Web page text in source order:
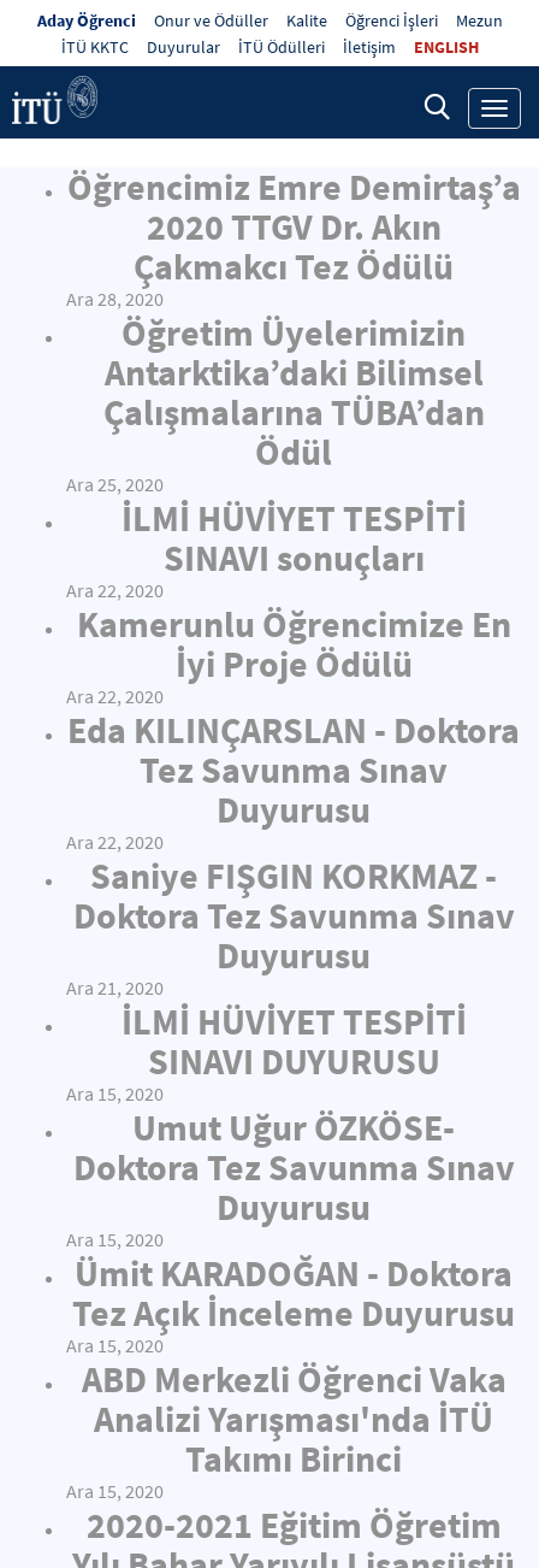
Aday Öğrenci Onur ve Ödüller Kalite Öğrenci İşleri
Mezun
İTÜ KKTC
Duyurular İTÜ Ödülleri İletişim ENGLISH
Öğrencimiz Emre Demirtaş’a
2020 TTGV Dr. Akın
Çakmakcı Tez Ödülü
Ara 28, 2020
Öğretim Üyelerimizin
Antarktika’daki Bilimsel
Çalışmalarına TÜBA’dan
Ödül
Ara 25, 2020
İLMİ HÜVİYET TESPİTİ
SINAVI sonuçları
Ara 22, 2020
Kamerunlu Öğrencimize En
İyi Proje Ödülü
Ara 22, 2020
Eda KILINÇARSLAN - Doktora
Tez Savunma Sınav
Duyurusu
Ara 22, 2020
Saniye FIŞGIN KORKMAZ -
Doktora Tez Savunma Sınav
Duyurusu
Ara 21, 2020
İLMİ HÜVİYET TESPİTİ
SINAVI DUYURUSU
Ara 15, 2020
Umut Uğur ÖZKÖSE-
Doktora Tez Savunma Sınav
Duyurusu
Ara 15, 2020
Ümit KARADOĞAN - Doktora
Tez Açık İnceleme Duyurusu
Ara 15, 2020
ABD Merkezli Öğrenci Vaka
Analizi Yarışması'nda İTÜ
Takımı Birinci
Ara 15, 2020
2020-2021 Eğitim Öğretim